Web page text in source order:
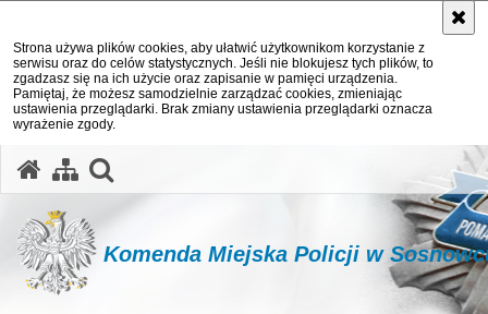
Strona używa plików cookies, aby ułatwić użytkownikom korzystanie z
serwisu oraz do celów statystycznych. Jeśli nie blokujesz tych plików, to
zgadzasz się na ich użycie oraz zapisanie w pamięci urządzenia.
Pamiętaj, że możesz samodzielnie zarządzać cookies, zmieniając
ustawienia przeglądarki. Brak zmiany ustawienia przeglądarki oznacza
wyrażenie zgody.
Komenda Miejska Policji w